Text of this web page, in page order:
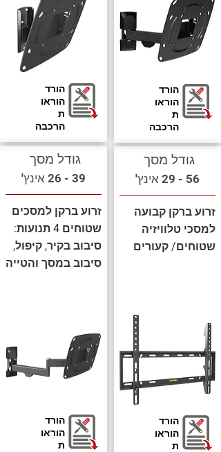
הורד
הוראו
ת
הרכבה
גודל מסך
39 - 26 אינץ'
זרוע ברקן למסכים
שטוחים 4 תנועות:
סיבוב בקיר, קיפול,
סיבוב במסך והטייה
הורד
הוראו
ת
הורד
הוראו
ת
הרכבה
גודל מסך
56 - 29 אינץ'
זרוע ברקן קבועה
למסכי טלוויזיה
שטוחים/ קעורים
הורד
הוראו
ת